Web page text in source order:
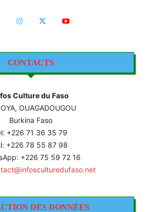
CONTACTS
Culture du Faso
OUAGADOUGOU
Burkina Faso
+226 71 36 35 79
+226 78 55 87 98
+226 75 59 72 16
DES DONNÉES